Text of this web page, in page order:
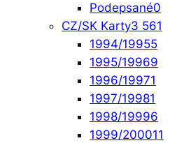
Podepsané0
CZ/SK Karty3 561
1994/19955
1995/19969
1996/19971
1997/19981
1998/19996
1999/200011